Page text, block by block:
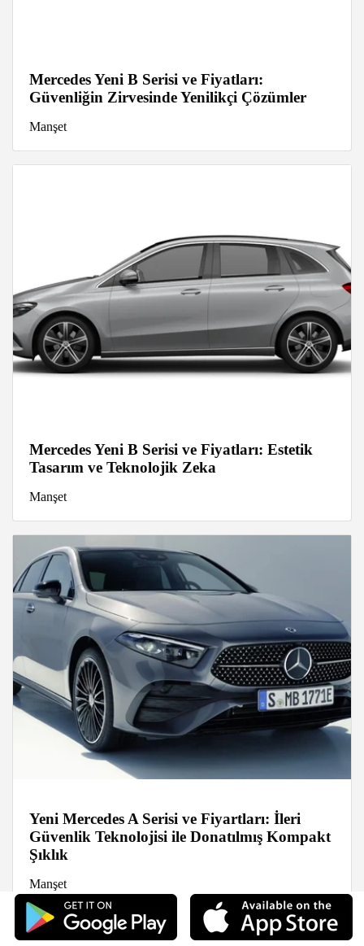
Mercedes Yeni B Serisi ve Fiyatları:
Güvenliğin Zirvesinde Yenilikçi Çözümler
Manşet
Mercedes Yeni B Serisi ve Fiyatları: Estetik
Tasarım ve Teknolojik Zeka
Manşet
Yeni Mercedes A Serisi ve Fiyartları: İleri
Güvenlik Teknolojisi ile Donatılmış Kompakt
Şıklık
Manşet